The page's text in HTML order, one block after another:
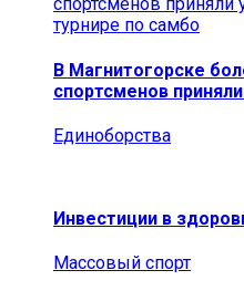
В Магнитогорске
спортсменов
Единоборства
Инвестиции в
Массовый спорт